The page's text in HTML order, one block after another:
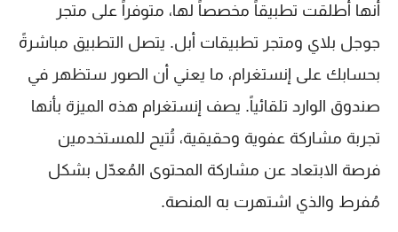
أنها أطلقت تطبيقاً مخصصاً لها، متوفراً على متجر
جوجل بلاي ومتجر تطبيقات أبل. يتصل التطبيق مباشرةً
بحسابك على إنستغرام، ما يعني أن الصور ستظهر في
صندوق الوارد تلقائياً. يصف إنستغرام هذه الميزة بأنها
تجربة مشاركة عفوية وحقيقية، تُتيح للمستخدمين
فرصة الابتعاد عن مشاركة المحتوى المُعدّل بشكل
مُفرط والذي اشتهرت به المنصة.